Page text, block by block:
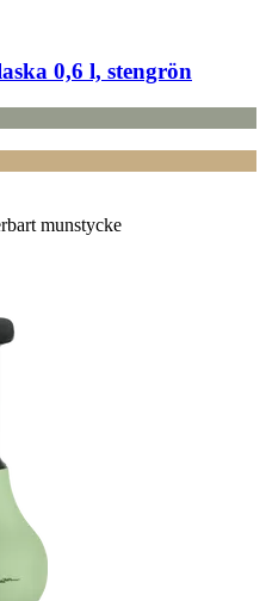
0,6 l, stengrön
munstycke